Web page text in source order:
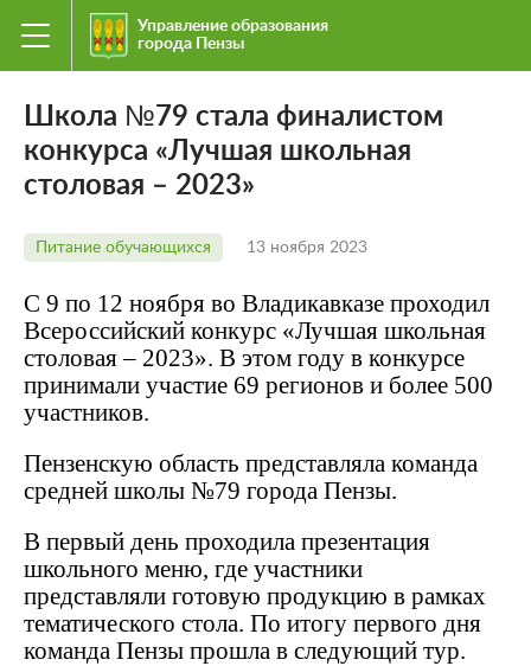
Управление образования
города Пензы
Школа №79 стала финалистом
конкурса «Лучшая школьная
столовая – 2023»
Питание обучающихся 13 ноября 2023
С 9 по 12 ноября во Владикавказе проходил
Всероссийский конкурс «Лучшая школьная
столовая – 2023». В этом году в конкурсе
принимали участие 69 регионов и более 500
участников.
Пензенскую область представляла команда
средней школы №79 города Пензы.
В первый день проходила презентация
школьного меню, где участники
представляли готовую продукцию в рамках
тематического стола. По итогу первого дня
команда Пензы прошла в следующий тур.